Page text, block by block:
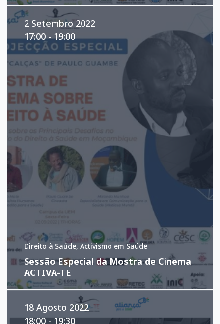
2 Setembro 2022
17:00 - 19:00
Direito à Saúde, Activismo em Saúde
Sessão Especial da Mostra de Cinema
ACTIVA-TE
18 Agosto 2022
18:00 - 19:30